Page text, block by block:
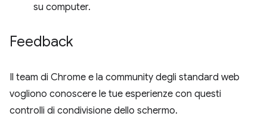
su computer.
Feedback
Il team di Chrome e la community degli standard web
vogliono conoscere le tue esperienze con questi
controlli di condivisione dello schermo.